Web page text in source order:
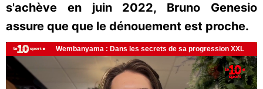
s'achève en juin 2022, Bruno Genesio
assure que que le dénouement est proche.